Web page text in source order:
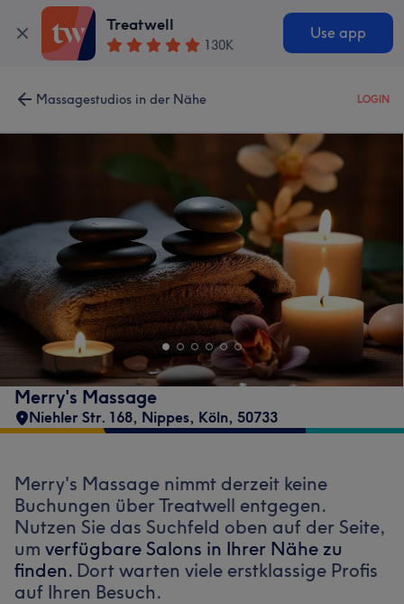
Treatwell
130K
Use app
Massagestudios in der Nähe LOGIN
Merry's Massage
Niehler Str. 168, Nippes, Köln, 50733
Merry's Massage nimmt derzeit keine
Buchungen über Treatwell entgegen.
Nutzen Sie das Suchfeld oben auf der Seite,
um verfügbare Salons in Ihrer Nähe zu
finden. Dort warten viele erstklassige Profis
auf Ihren Besuch.